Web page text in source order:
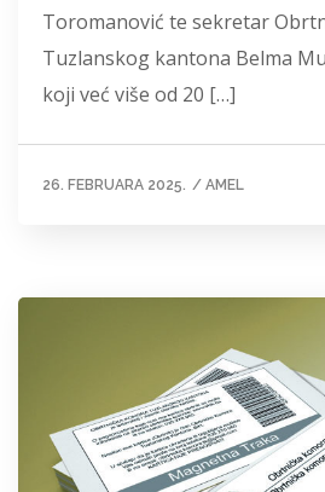
Toromanović te sekretar
Tuzlanskog kantona Belma
koji već više od 20 […]
26. FEBRUARA 2025. / AMEL